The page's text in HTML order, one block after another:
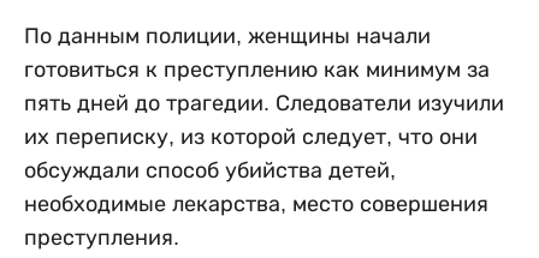
По данным полиции, женщины начали
готовиться к преступлению как минимум за
пять дней до трагедии. Следователи изучили
их переписку, из которой следует, что они
обсуждали способ убийства детей,
необходимые лекарства, место совершения
преступления.